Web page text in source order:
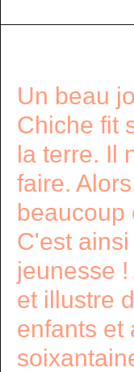
Un beau
Chiche fit
la terre. Il
faire.
beaucoup
C'est
jeunesse
et illustre
enfants et